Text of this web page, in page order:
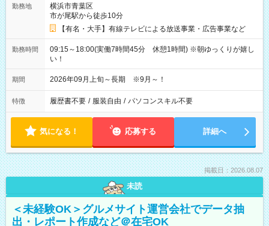
勤務地
横浜市青葉区
市が尾駅から徒歩10分
【有名・大手】有線テレビによる放送事業・広告事業など
勤務時間
09:15～18:00(実働7時間45分 休憩1時間) ※朝ゆっくりが嬉し
い！
期間 2026年09月上旬～長期 ※9月～！
特徴 履歴書不要 / 服装自由 / パソコンスキル不要
気になる！ 応募する 詳細へ
掲載日：2026.08.07
未読
＜未経験OK＞グルメサイト運営会社でデータ抽
出・レポート作成など＠在宅OK